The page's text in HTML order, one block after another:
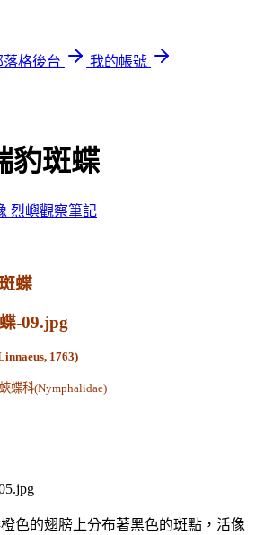
格後台
我的帳號
豹斑蝶
烈嶼觀察筆記
蝶
1763)
蛺蝶科(Nymphalidae)
橙色的翅膀上分布著黑色的斑點，活像